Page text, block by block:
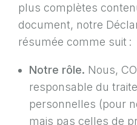
plus complètes
document, notre
résumée comme suit :
Notre rôle. Nous,
responsable du
personnelles (pour
mais pas celles de